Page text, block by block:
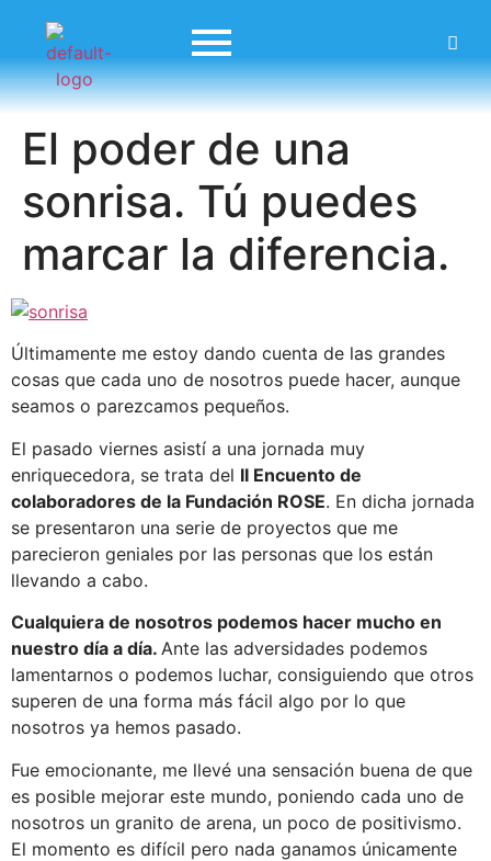
El poder de una
sonrisa. Tú puedes
marcar la diferencia.
Últimamente me estoy dando cuenta de las grandes
cosas que cada uno de nosotros puede hacer, aunque
seamos o parezcamos pequeños.
El pasado viernes asistí a una jornada muy
enriquecedora, se trata del II Encuento de
colaboradores de la Fundación ROSE. En dicha jornada
se presentaron una serie de proyectos que me
parecieron geniales por las personas que los están
llevando a cabo.
Cualquiera de nosotros podemos hacer mucho en
nuestro día a día. Ante las adversidades podemos
lamentarnos o podemos luchar, consiguiendo que otros
superen de una forma más fácil algo por lo que
nosotros ya hemos pasado.
Fue emocionante, me llevé una sensación buena de que
es posible mejorar este mundo, poniendo cada uno de
nosotros un granito de arena, un poco de positivismo.
El momento es difícil pero nada ganamos únicamente